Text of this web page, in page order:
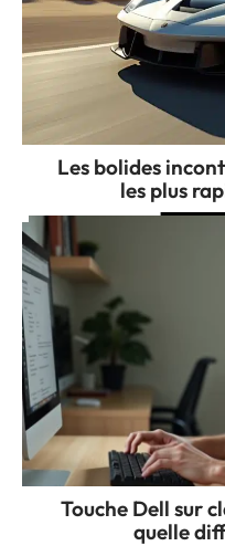
Les bolides
les plus
Touche Dell sur
quelle